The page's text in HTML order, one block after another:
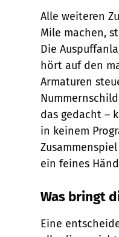
Alle weiteren
Mile machen,
Die
hört auf den
Armaturen
das gedacht –
in keinem
ein feines
Was bringt
Eine